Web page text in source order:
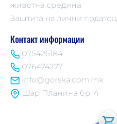
животна средина
Заштита на лични
Контакт информации
075426184
076474277
info@gorska.com.mk
Шар Планина бр. 4